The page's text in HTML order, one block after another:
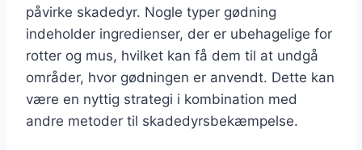
påvirke skadedyr. Nogle typer gødning
indeholder ingredienser, der er ubehagelige for
rotter og mus, hvilket kan få dem til at undgå
områder, hvor gødningen er anvendt. Dette kan
være en nyttig strategi i kombination med
andre metoder til skadedyrsbekæmpelse.